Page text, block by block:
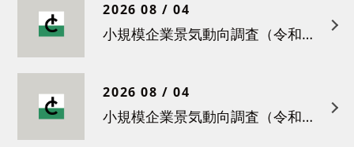
2026 08 / 04
小規模企業景気動向調査（令和８年６月）結果について
2026 08 / 04
小規模企業景気動向調査（令和８年５月）結果について